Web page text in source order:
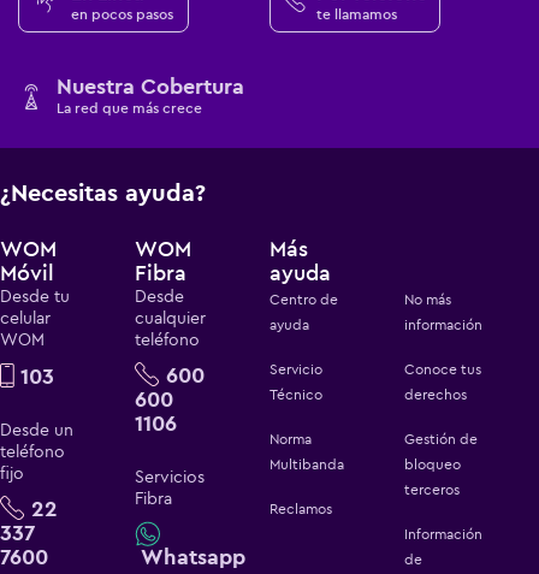
en pocos pasos te llamamos
Nuestra Cobertura
La red que más crece
¿Necesitas ayuda?
WOM
Móvil
Desde tu
celular
WOM
103
Desde un
teléfono
fijo
22
337
7600
WOM
Fibra
Desde
cualquier
teléfono
600
600
1106
Servicios
Fibra
Whatsapp
Más
ayuda
Centro de
ayuda
Servicio
Técnico
Norma
Multibanda
Reclamos
No más
información
Conoce tus
derechos
Gestión de
bloqueo
terceros
Información
de